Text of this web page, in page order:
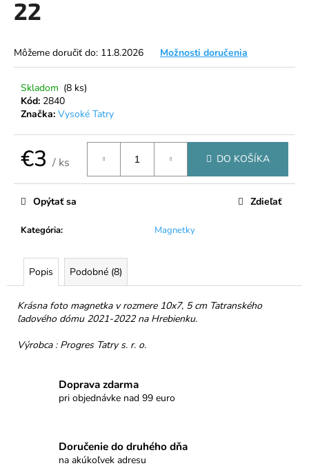
22
Môžeme doručiť do: 11.8.2026 Možnosti doručenia
Skladom (8 ks)
Kód: 2840
Značka: Vysoké Tatry
€3 / ks DO KOŠÍKA
Kategória: Magnetky
Opýtať sa Zdieľať
Popis Podobné (8)
Krásna foto magnetka v rozmere 10x7, 5 cm Tatranského
ľadového dómu 2021-2022 na Hrebienku.
Výrobca : Progres Tatry s. r. o.
á
s
ť
?
HĽADAŤ
d
č
a
m
TURISTICKÝ
ODZNAK
HANDMADE
Doprava zdarma
pri objednávke nad 99 euro
Doručenie do druhého dňa
na akúkoľvek adresu